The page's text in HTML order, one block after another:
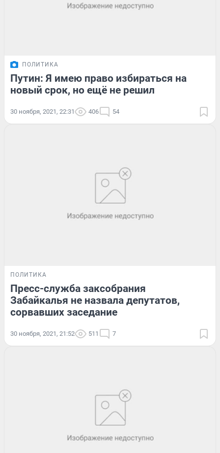
ПОЛИТИКА
Путин: Я имею право избираться на
новый срок, но ещё не решил
30 ноября, 2021, 22:31 406 54
ПОЛИТИКА
Пресс-служба заксобрания
Забайкалья не назвала депутатов,
сорвавших заседание
30 ноября, 2021, 21:52 511 7